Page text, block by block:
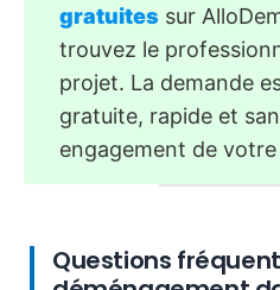
gratuites sur
trouvez le
projet. La demande
gratuite, rapide et
engagement de
Questions